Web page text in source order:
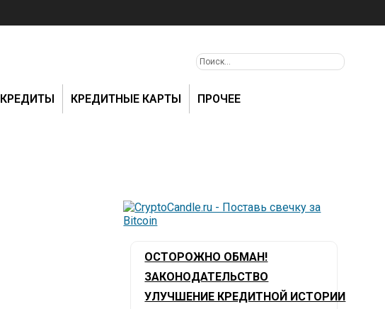
КРЕДИТЫ КРЕДИТНЫЕ КАРТЫ ПРОЧЕЕ
ОСТОРОЖНО ОБМАН!
ЗАКОНОДАТЕЛЬСТВО
УЛУЧШЕНИЕ КРЕДИТНОЙ ИСТОРИИ